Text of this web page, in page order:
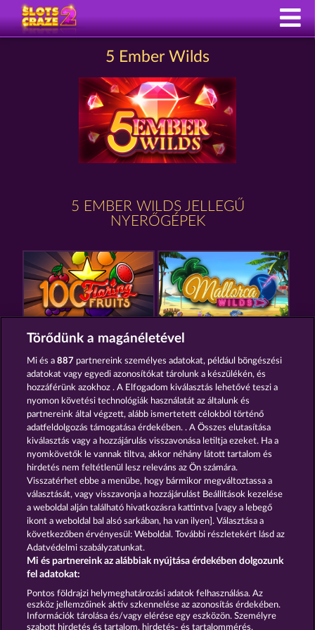
5 Ember Wilds
5 EMBER WILDS JELLEGŰ
NYERŐGÉPEK
100 FLARING FRUITS MALLORCA WILDS
EXPLODIAC RHFP FANCY FRUITS
Részvételi feltételek
Adatkezelési tájékoztató Impresszum
A cég GYIK
Törődünk a magánéletével
Mi és a887 partnereink személyes adatokat, például böngészési
adatokat vagy egyedi azonosítókat tárolunk a készülékén, és
hozzáférünk azokhoz . A Elfogadom kiválasztás lehetővé teszi a
nyomon követési technológiák használatát az általunk és
partnereink által végzett, alább ismertetett célokból történő
adatfeldolgozás támogatása érdekében. . A Összes elutasítása
kiválasztás vagy a hozzájárulás visszavonása letiltja ezeket. Ha a
nyomkövetők le vannak tiltva, akkor néhány látott tartalom és
hirdetés nem feltétlenül lesz releváns az Ön számára.
Visszatérhet ebbe a menübe, hogy bármikor megváltoztassa a
választását, vagy visszavonja a hozzájárulást Beállítások kezelése
a weboldal alján található hivatkozásra kattintva [vagy a lebegő
ikont a weboldal bal alsó sarkában, ha van ilyen]. Választása a
következőben érvényesül: Weboldal. További részletekért lásd az
Adatvédelmi szabályzatunkat.
Mi és partnereink az alábbiak nyújtása érdekében dolgozunk
fel adatokat:
Pontos földrajzi helymeghatározási adatok felhasználása. Az
eszköz jellemzőinek aktív szkennelése az azonosítás érdekében.
Információk tárolása és/vagy elérése egy eszközön. Személyre
szabott hirdetés és tartalom, hirdetés- és tartalommérés,